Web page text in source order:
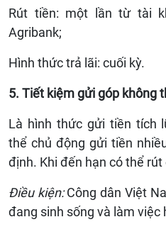
Rút tiền: một lần từ tài
Agribank;
Hình thức trả lãi: cuối kỳ.
5. Tiết kiệm gửi góp không
Là hình thức gửi tiền tích
thể chủ động gửi tiền
định. Khi đến hạn có thể rút
Điều kiện:Công dân Việt
đang sinh sống và làm việc